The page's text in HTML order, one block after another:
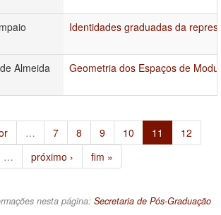
Identidades graduadas da
Almeida Geometria dos Espaços de
… 7 8 9 10 11
12
… próximo › fim »
nesta página: Secretaria de Pós-Graduação